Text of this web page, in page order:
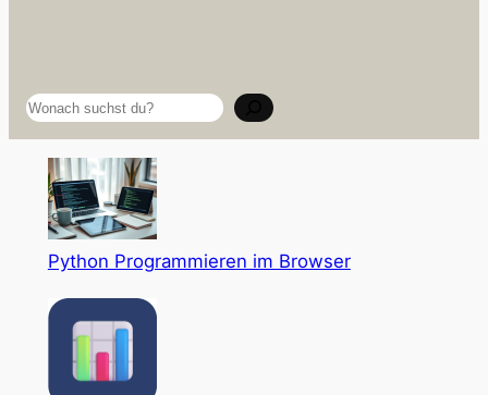
Suchen
Python Programmieren im Browser